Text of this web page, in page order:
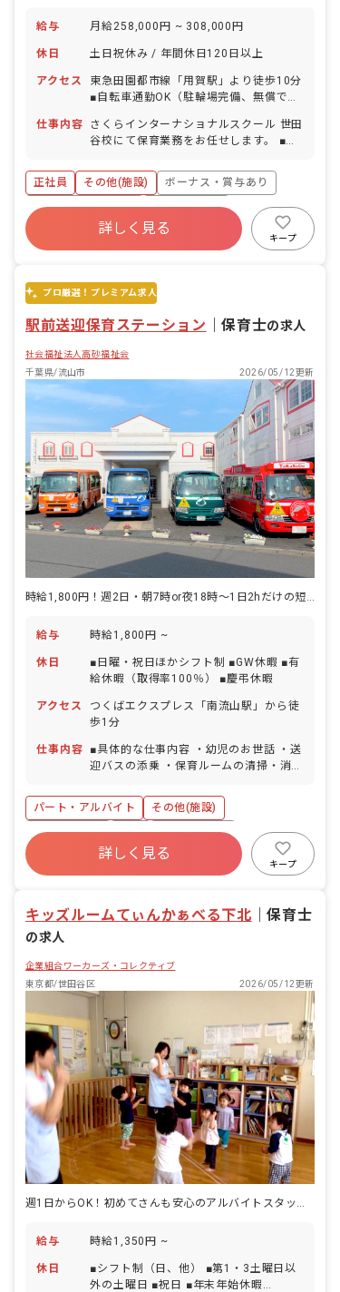
給与 月給258,000円 ~ 308,000円
休日 土日祝休み / 年間休日120日以上
アクセス
東急田園都市線「用賀駅」より徒歩10分
■自転車通勤OK（駐輪場完備、無償で利
仕事内容
さくらインターナショナルスクール 世田
谷校にて保育業務をお任せします。 ■具
生とチームを組んで、1～6歳の子どもた
ちに英語と日本語でのバイリンガル教育
を行います。 難しい授業を行うのではな
く、歌や絵本、工作などの遊びを通して
子どもたちの成長をサポートしていただ
きます。日常会話程度の英語スキルがあ
無料で受講いただけるので、当施設に興
味があるけど不安‥という方もご安心く
ださい！
正社員 その他(施設)
ボーナス・賞与あり
年間休日120日以上
社会保険完備
有給
福利厚生充実
詳しく見る
キープ
プロ厳選！プレミアム求人
駅前送迎保育ステーション ｜保育士の求人
社会福祉法人高砂福祉会
千葉県/流山市
2026/05/12更新
時給1,800円！週2日・朝7時or夜18時～1日2hだけの短時間勤務
給与 時給1,800円 ~
休日
■日曜・祝日ほかシフト制 ■GW休暇 ■有
給休暇（取得率100％） ■慶弔休暇
アクセス
つくばエクスプレス「南流山駅」から徒
歩1分
仕事内容
■具体的な仕事内容 ・幼児のお世話 ・送
迎バスの添乗 ・保育ルームの清掃・消毒
見守り、保育をしています。 ■高砂福祉
会の働きやすさのヒミツ ・駅近で通勤が
ラクラク！スキマ時間に楽しく働けま
す。 ・短時間でのシフト調整やお休みの
希望にも柔軟に対応！ ・復職サポートも
す。 家庭と両立中の職員が多数！ 子ど
「ごめんなさい」じゃなくて「ありがと
う」で、お互いが気持ち良く過ごせる職
場です。
パート・アルバイト
その他(施設)
社会保険完備
有給
福利厚生充実
残業少なめ
社会福祉法人
詳しく見る
キープ
キッズルームてぃんかぁべる下北 ｜保育士
の求人
企業組合ワーカーズ・コレクティブ
東京都/世田谷区
2026/05/12更新
週1日からOK！初めてさんも安心のアルバイトスタッフ募集
給与 時給1,350円 ~
休日
■シフト制（日、他） ■第1・3土曜日以
外の土曜日 ■祝日 ■年末年始休暇